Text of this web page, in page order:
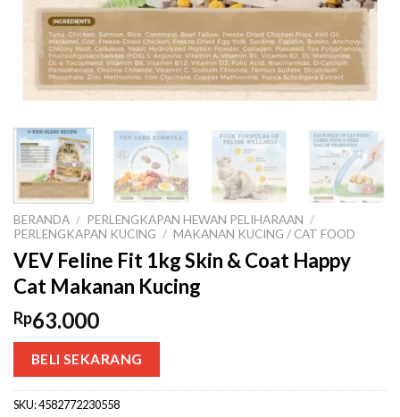
BERANDA / PERLENGKAPAN HEWAN PELIHARAAN /
PERLENGKAPAN KUCING / MAKANAN KUCING / CAT FOOD
VEV Feline Fit 1kg Skin & Coat Happy
Cat Makanan Kucing
Rp63.000
BELI SEKARANG
SKU:4582772230558